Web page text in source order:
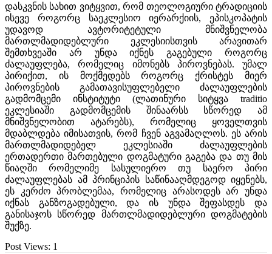
დასკვნის სახით ვიტყვით, რომ თეოლოგიური ტრადიციის
ისევე როგორც საეკლესიო იერარქიის, ეპისკოპატის
უდავოდ ავტორიტეტული მნიშვნელობა
მართლმადიდებლური ეკლესიისთვის არავითარ
შემთხვეაში არ უნდა იქნეს გაგებული როგორც
ძალაუფლება, რომელიც იმონებს პიროვნებას. უმალ
პირიქით, ის მოქმედებს როგორც ქრისტეს მიერ
პიროვნების გამათავისუფლებელი ძალაუფლების
გადმომცემი ინსტიტუტი (ლათინური სიტყვა traditio
ეკლესიაში გადმომცემის შინაარსს სწორედ ამ
მნიშვნელობით ატარებს), რომელიც ყოველთვის
მდაბლდება იმისათვის, რომ ჩვენ აგვამაღლოს. ეს არის
მართლმადიდებელ ეკლესიაში ძალაუფლების
ერთადერთი მართებული დოგმატური გაგება და თუ მის
წიაღში რომელიმე სასულიერო თუ საერო პირი
ძალაუფლებას ამ პრინციპის საწინააღმდეგოდ იყენებს,
ეს კერძო პრობლემაა, რომელიც არასოდეს არ უნდა
იქნას განზოგადებული, და ის უნდა შეფასდეს და
განისაჯოს სწორედ მართლმადიდებლური დოგმატების
შუქზე.
Post Views: 1